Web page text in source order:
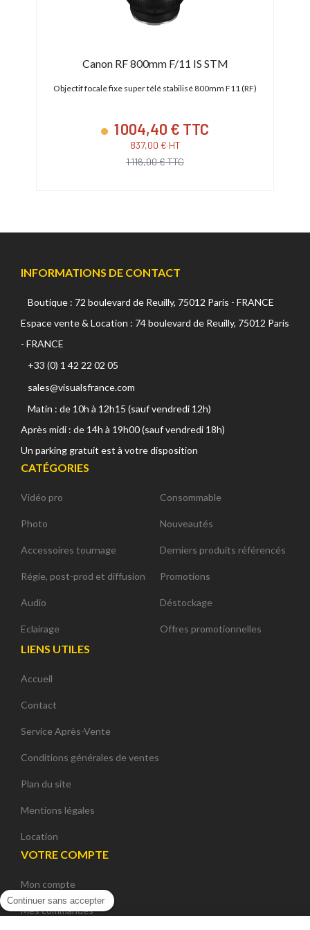
Canon RF 800mm F/11 IS STM
Objectif focale fixe super télé stabilisé 800mm F11 (RF)
1 004,40 € TTC
837,00 € HT
1 116,00 € TTC
INFORMATIONS DE CONTACT
Boutique : 72 boulevard de Reuilly, 75012 Paris - FRANCE
Espace vente & Location : 74 boulevard de Reuilly, 75012 Paris
- FRANCE
+33 (0) 1 42 22 02 05
sales@visualsfrance.com
Matin : de 10h à 12h15 (sauf vendredi 12h)
Après midi : de 14h à 19h00 (sauf vendredi 18h)
Un parking gratuit est à votre disposition
CATÉGORIES
Vidéo pro
Photo
Accessoires tournage
Régie, post-prod et diffusion
Audio
Eclairage
Consommable
Nouveautés
Derniers produits référencés
Promotions
Déstockage
Offres promotionnelles
LIENS UTILES
Accueil
Contact
Service Après-Vente
Conditions générales de ventes
Plan du site
Mentions légales
Location
VOTRE COMPTE
Mon compte
Mes commandes
Continuer sans accepter